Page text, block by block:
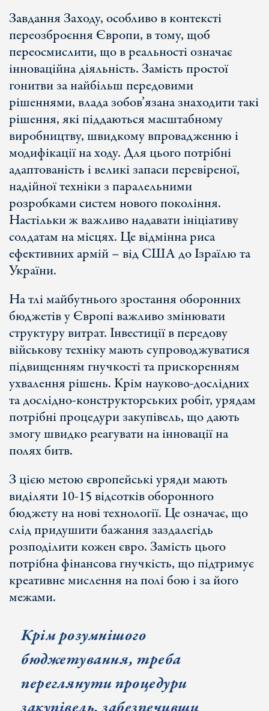
Завдання Заходу, особливо в контексті
переозброєння Європи, в тому, щоб
переосмислити, що в реальності означає
інноваційна діяльність. Замість простої
гонитви за найбільш передовими
рішеннями, влада зобов’язана знаходити такі
рішення, які піддаються масштабному
виробництву, швидкому впровадженню і
модифікації на ходу. Для цього потрібні
адаптованість і великі запаси перевіреної,
надійної техніки з паралельними
розробками систем нового покоління.
Настільки ж важливо надавати ініціативу
солдатам на місцях. Це відмінна риса
ефективних армій – від США до Ізраїлю та
України.
На тлі майбутнього зростання оборонних
бюджетів у Європі важливо змінювати
структуру витрат. Інвестиції в передову
військову техніку мають супроводжуватися
підвищенням гнучкості та прискоренням
ухвалення рішень. Крім науково-дослідних
та дослідно-конструкторських робіт, урядам
потрібні процедури закупівель, що дають
змогу швидко реагувати на інновації на
полях битв.
З цією метою європейські уряди мають
виділяти 10-15 відсотків оборонного
бюджету на нові технології. Це означає, що
слід придушити бажання заздалегідь
розподілити кожен євро. Замість цього
потрібна фінансова гнучкість, що підтримує
креативне мислення на полі бою і за його
межами.
Крім розумнішого
бюджетування, треба
переглянути процедури